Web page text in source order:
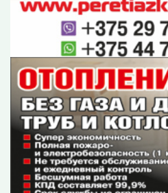
Лента новостей
15:26
Молодой специалист
София Янович о проекте,
профессии
15:01 В Гродно задержали
на кроссовом мотоцикле
14:45 Трансформация
собрания: история и
14:18 В Гродно 14 семей